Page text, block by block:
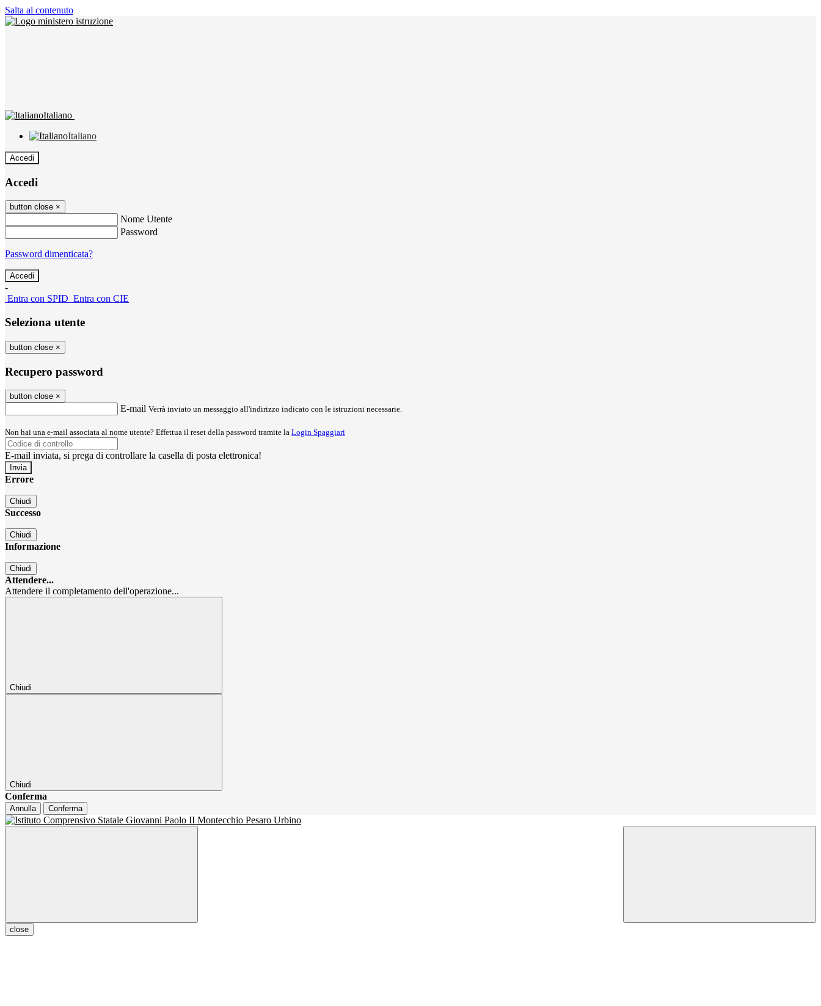
Salta al contenuto
Italiano
Italiano
Accedi
Accedi
button close ×
Nome Utente
Password
Password dimenticata?
-
Entra con SPID Entra con CIE
Seleziona utente
button close ×
Recupero password
button close ×
E-mail Verrà inviato un messaggio all'indirizzo indicato con le istruzioni necessarie.
Non hai una e-mail associata al nome utente? Effettua il reset della password tramite la Login Spaggiari
E-mail inviata, si prega di controllare la casella di posta elettronica!
Errore
Chiudi
Successo
Chiudi
Informazione
Chiudi
Attendere...
Attendere il completamento dell'operazione...
Chiudi
Chiudi
Conferma
Annulla Conferma
close